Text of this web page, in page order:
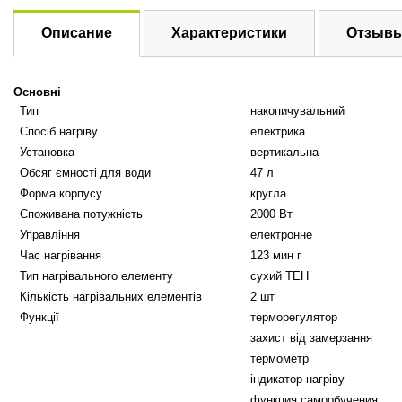
Описание
Основні
Тип
накопичувальний
Cпосіб нагріву
електрика
Установка
вертикальна
Обсяг ємності для води
47 л
Форма корпусу
кругла
Споживана потужність
2000 Вт
Управління
електронне
Час нагрівання
123 мин г
Тип нагрівального елементу
сухий ТЕН
Кількість нагрівальних елементів
2 шт
Функції
терморегулятор
захист від замерзання
термометр
індикатор нагріву
Характеристики